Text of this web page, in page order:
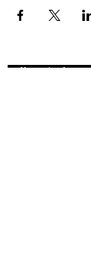
Füllen Sie das